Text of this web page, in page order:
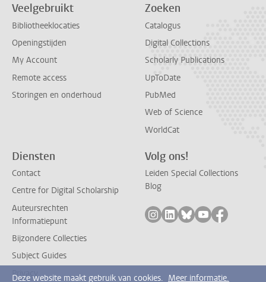
Veelgebruikt
Bibliotheeklocaties
Openingstijden
My Account
Remote access
Storingen en onderhoud
Zoeken
Catalogus
Digital Collections
Scholarly Publications
UpToDate
PubMed
Web of Science
WorldCat
Diensten
Contact
Centre for Digital Scholarship
Auteursrechten
Informatiepunt
Bijzondere Collecties
Subject Guides
Privacy
Volg ons!
Leiden Special Collections
Blog
Volg ons op instagram
Volg ons op linkedin
Volg ons op
Volg ons op
Deze website maakt gebruik van cookies. Meer informatie.